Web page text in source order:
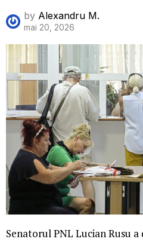
by Alexandru M.
mai 20, 2026
Senatorul PNL Lucian Rusu